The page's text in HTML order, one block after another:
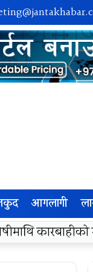
आगलागी
तथा खेलकुद